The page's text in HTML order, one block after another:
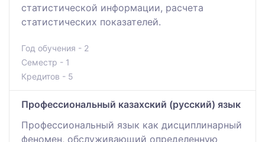
статистической информации, расчета
статистических показателей.
Год обучения - 2
Семестр - 1
Кредитов - 5
Профессиональный казахский (русский) язык
Профессиональный язык как дисциплинарный
феномен, обслуживающий определенную